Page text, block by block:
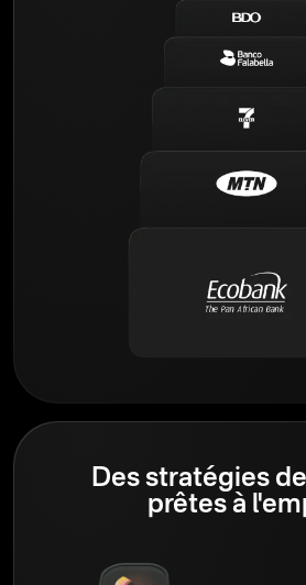
Des stratégies
prêtes à